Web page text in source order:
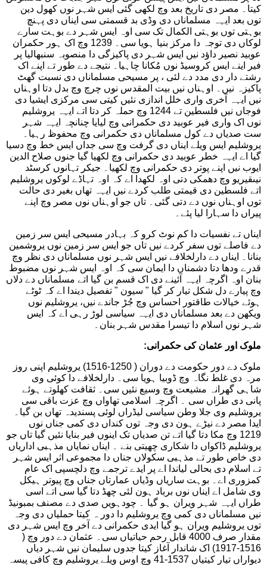
کیتا۔ مصر دی تاریخ بعد وچ لکھی گئی ایس شہر نوں کھول دین
توں بعد ایہہ مسلماناں دی وڈی بد قسمتی سی ایناں دی پہنچ
بوہتی توں بوہتی الکمال تک سی اوہ ایس شہر دے بوہت سارے
لوکاں دی توجہ دا مرکز بنیا ہویا سی۔ 1239 وچ اک ہور حکمران
عوبید نصیر داؤد نیں ایس شہر دی پاکیزگی دا منصوبہ سنبھالیا پر
فیر اینے ایس کروسیڈ نوں مُکانا چاہیا۔ نتیجے دے طور تے اپنے اک
رشتے دار دی مدد دے لئی ، پر مسیحی مسلماناں دی نسبت گھٹ
پاکیزہ نیں۔ اوہناں نیں بیت المقدس نوں چرچ وچ بدل دتا اوہناں
نیں ایہہ آخری واری خلل اندازی نئیں کیتی سی مرکزی ایشیا دی
فوجاں نیں فلسطین تے 1244 وچ حملہ کر دتا اتے ایہہ یروشلیم
نوں اک واری فیر عوبید دی حکمرانی وچ لیایا چنانچہ ایہہ شہر
ست صدیاں دے کول مسلماناں دی حکمرانی وچ محفوظ رہیا۔
یروشلیم ایس ویلے ایناں دی گرفت وچ سی جداں ایس خط وچ دسیا
گیا اے ایہہ خطر عوبید دی حکمرانی وچ لکھیا گیا جنوں صلاح الدین
ایوب نیں اپنے پوتر دی حکمرانی وچ لکھیا۔ جیکر تہانوں کرسٹد
نیںقیریو وچ دھمکی دتی اوہ لکھدا اے کہ اوہ تہاڈے لوکوں یروشلیم
اتے فلسطین دی قیمتی طلب کردے نیں ایہہ تھاں بغیر دی حالت
توں اوہناں نوں دے دتی گئی۔ تاں جو اوہناں نوں مصر وچ اپنے
پیراں دا سہارا لیا پئے۔
ایناں تے نفسیات دا کم نوٹ کرو کہ بہادر مسیحی ایس سر زمین
دے فاصلے توں سفر کردے نیں تاں جو ایس سر زمین نوں یروشمین
بنانا۔ ایناں دے دارلخلافے نیں ایس شہر نوں مسلماناں دی نظر وچ
قدرے ودھا دتا دشمناں دا ایمان سی کہ اوہ ایس شہر نوں مضبوط
بنان اوہ اگرچہ ایہہ آئینے دی اک قسم بن گیا اتے مسلماناں دے دلاں
وچ پیارے دل شکل تیار کر گیا " سیون " تفصیل دیندا اے کہ ٹوٹے
ہوئے خیالات طاقتور احساس وچ جُڑ جاندے نیں، یروشلیم نوں
ویکھن دے بعد مسلماناں دی ایہہ سیاسی لوڑ رہی اے کہ ایس
شہر نوں اسلام دا تیسرا مقدس شہر بنان۔
ملوک اور عثمان کی حکمرانی:
ملوک دے دور حکومت دے دوران ( 1250-1516) یروشلیم اپنی روز
مرہ دی غلط نگاہ وچ ڈوبیا ہویا سی۔ دارلخلافے دا کوئی وی
شاہی گھرانہ مشیعت وچ وسیع نئیں سی۔ ثقافت کھلوتے ہوئے
پانی دی طراں سی ۔ اگرچہ اسلامی تھاواں وچ عزت باقی سی
یروشلیم وی جلا وطن سیاسی لیڈراں لوئی پسندیدہ تھاں بن گیا۔
ایدا مصر دے نیڑے ہون دی وجہ توں کنداں دی کمی جناں نوں
1219 وچ مکا دتا گیا اتے تن صدیاں تک اینوں فیر بنایا نئیں گیا تاں جو
یروشلیم ڈاکواں دا شکاری چھیتی بنے ۔ ایناں نمایاں مذہبی اداریاں
دی خاص طور تے مذہبی سکولاں جناں دا مجموعی اثر ایس شہر
تے اسلام دی بحالی لیاندا اے پر ایدے ترجمے وچ دلچسپی اک عام
کمزوری اے۔ بوہت ساریاں وڈیاں عمارتاں جناں وچ پیوتر ہیکل
وی شامل اے ایناں نوں برباد ہون لئی چھڈ دتا گیا سی اتے اسی
طراں ایہہ شہر ویران ہو گیا ۔ چودہویں صدی دے مصنف بمبونیڈ
نیں مسلماناں دی کمی وچ یروشلیم دا دور ہ کیتا حملیاں دی وجہ
توں یروشلیم ویران ہو گیا ایدی حکمرانی دے آخر وچ ایس شہر دی
مقدار صرف 4000 قابل رحم حیاتیاں سی۔ عثمان دے دور وچ (
1516-1917) اک شاندار آغاز کیتا جدوں سلیمان نیں شہر دیاں
دیواراں تیار کیتیاں 1537-41 وچ اوس ویلے یروشلیم وچ کافی پیسہ